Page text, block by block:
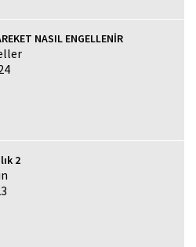
NASIL ENGELLENİR
2